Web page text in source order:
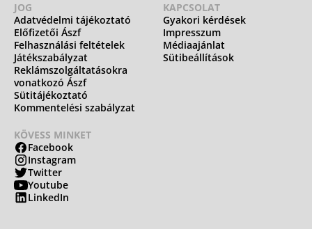
JOG
Adatvédelmi tájékoztató
Előfizetői Ászf
Felhasználási feltételek
Játékszabályzat
Reklámszolgáltatásokra
vonatkozó Ászf
Sütitájékoztató
Kommentelési szabályzat
KAPCSOLAT
Gyakori kérdések
Impresszum
Médiaajánlat
Sütibeállítások
KÖVESS MINKET
Facebook
Instagram
Twitter
Youtube
LinkedIn